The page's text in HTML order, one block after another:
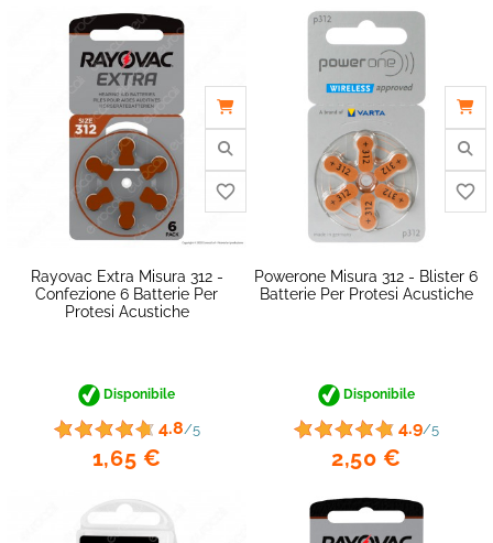
Rayovac Extra Misura 312 -
Confezione 6 Batterie Per
Protesi Acustiche
Disponibile
4.8/5
1,65 €
Powerone Misura 312 - Blister 6
Batterie Per Protesi Acustiche
Disponibile
4.9/5
2,50 €